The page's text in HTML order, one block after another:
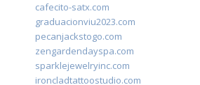
cafecito-satx.com
graduacionviu2023.com
pecanjackstogo.com
zengardendayspa.com
sparklejewelryinc.com
ironcladtattoostudio.com